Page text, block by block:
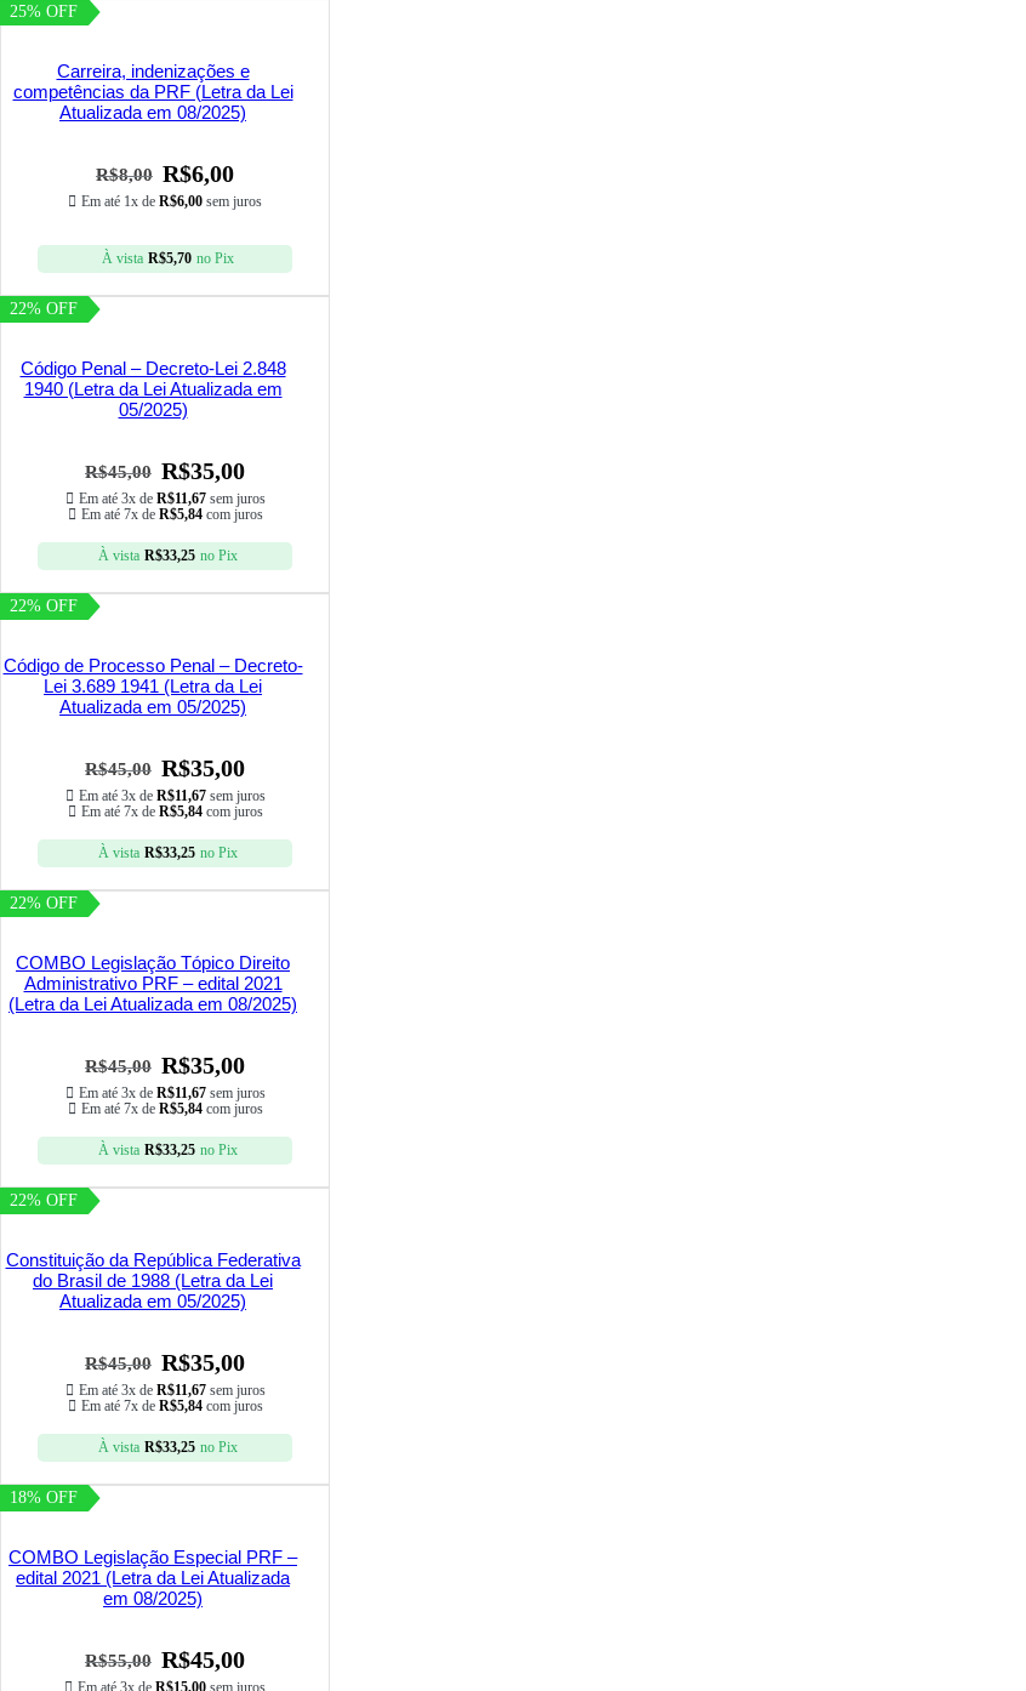
25% OFF
Carreira, indenizações e
competências da PRF (Letra da Lei
Atualizada em 08/2025)
R$8,00 R$6,00
Em até 1x de R$6,00 sem juros
À vista R$5,70 no Pix
22% OFF
Código Penal – Decreto-Lei 2.848
1940 (Letra da Lei Atualizada em
05/2025)
R$45,00 R$35,00
Em até 3x de R$11,67sem juros
Em até 7x de R$5,84com juros
À vista R$33,25 no Pix
22% OFF
Código de Processo Penal – Decreto-
Lei 3.689 1941 (Letra da Lei
Atualizada em 05/2025)
R$45,00 R$35,00
Em até 3x de R$11,67sem juros
Em até 7x de R$5,84com juros
À vista R$33,25 no Pix
22% OFF
COMBO Legislação Tópico Direito
Administrativo PRF – edital 2021
(Letra da Lei Atualizada em 08/2025)
R$45,00 R$35,00
Em até 3x de R$11,67sem juros
Em até 7x de R$5,84com juros
À vista R$33,25 no Pix
22% OFF
Constituição da República Federativa
do Brasil de 1988 (Letra da Lei
Atualizada em 05/2025)
R$45,00 R$35,00
Em até 3x de R$11,67sem juros
Em até 7x de R$5,84com juros
À vista R$33,25 no Pix
18% OFF
COMBO Legislação Especial PRF –
edital 2021 (Letra da Lei Atualizada
em 08/2025)
R$55,00 R$45,00
Em até 3x de R$15,00 sem juros